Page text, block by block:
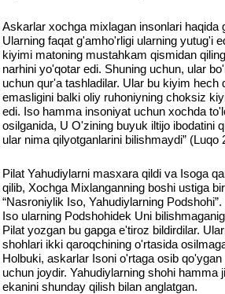
Askarlar xochga mixlagan insonlari haqida
Ularning faqat g'amho'rligi ularning yutug'i
kiyimi matoning mustahkam qismidan
narhini yo'qotar edi. Shuning uchun, ular
uchun qur'a tashladilar. Ular bu kiyim hech
emasligini balki oliy ruhoniyning choksiz
edi. Iso hamma insoniyat uchun xochda
osilganida, U O'zining buyuk iltijo ibodatini
ular nima qilyotganlarini bilishmaydi” (Luqo
Pilat Yahudiylarni masxara qildi va Isoga
qilib, Xochga Mixlanganning boshi ustiga
“Nasroniylik Iso, Yahudiylarning
Iso ularning Podshohidek Uni
Pilat yozgan bu gapga e'tiroz bildirdilar.
shohlari ikki qaroqchining o'rtasida
Holbuki, askarlar Isoni o'rtaga osib
uchun joydir. Yahudiylarning shohi hamma
ekanini shunday qilish bilan anglatgan.